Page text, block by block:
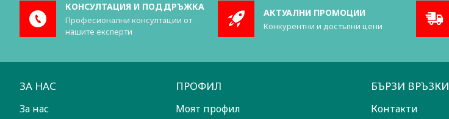
КОНСУЛТАЦИЯ И ПОДДРЪЖКА
Професионални консултации от
нашите експерти
АКТУАЛНИ ПРОМОЦИИ
Конкурентни и достъпни цени
ЗА НАС
За нас
ПРОФИЛ
Моят профил
БЪРЗИ ВРЪЗКИ
Контакти